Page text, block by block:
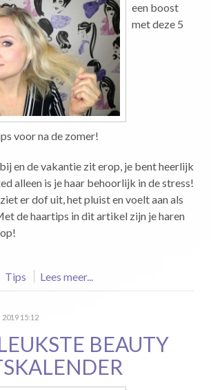
een boost
met deze 5
voor na de zomer!
en de vakantie zit erop, je bent heerlijk
alleen is je haar behoorlijk in de stress!
er dof uit, het pluist en voelt aan als
de haartips in dit artikel zijn je haren
Tips Lees meer...
15:12
BEAUTY